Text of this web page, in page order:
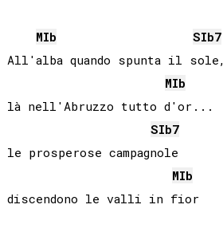
MIb SIb7
All'alba quando spunta il sole,
MIb
là nell'Abruzzo tutto d'or...
SIb7
le prosperose campagnole
MIb
discendono le valli in fior